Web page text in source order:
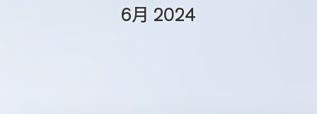
6月 2024